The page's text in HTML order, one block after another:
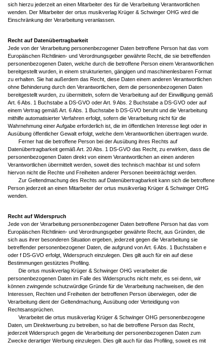
sich hierzu jederzeit an einen Mitarbeiter des für die Verarbeitung Verantwortlichen
wenden. Der Mitarbeiter der ortus musikverlag Krüger & Schwinger OHG wird die
Einschränkung der Verarbeitung veranlassen.
Recht auf Datenübertragbarkeit
Jede von der Verarbeitung personenbezogener Daten betroffene Person hat das vom
Europäischen Richtlinien- und Verordnungsgeber gewährte Recht, die sie betreffenden
personenbezogenen Daten, welche durch die betroffene Person einem Verantwortlichen
bereitgestellt wurden, in einem strukturierten, gängigen und maschinenlesbaren Format
zu erhalten. Sie hat außerdem das Recht, diese Daten einem anderen Verantwortlichen
ohne Behinderung durch den Verantwortlichen, dem die personenbezogenen Daten
bereitgestellt wurden, zu übermitteln, sofern die Verarbeitung auf der Einwilligung gemäß
Art. 6 Abs. 1 Buchstabe a DS-GVO oder Art. 9 Abs. 2 Buchstabe a DS-GVO oder auf
einem Vertrag gemäß Art. 6 Abs. 1 Buchstabe b DS-GVO beruht und die Verarbeitung
mithilfe automatisierter Verfahren erfolgt, sofern die Verarbeitung nicht für die
Wahrnehmung einer Aufgabe erforderlich ist, die im öffentlichen Interesse liegt oder in
Ausübung öffentlicher Gewalt erfolgt, welche dem Verantwortlichen übertragen wurde.
Ferner hat die betroffene Person bei der Ausübung ihres Rechts auf
Datenübertragbarkeit gemäß Art. 20 Abs. 1 DS-GVO das Recht, zu erwirken, dass die
personenbezogenen Daten direkt von einem Verantwortlichen an einen anderen
Verantwortlichen übermittelt werden, soweit dies technisch machbar ist und sofern
hiervon nicht die Rechte und Freiheiten anderer Personen beeinträchtigt werden.
Zur Geltendmachung des Rechts auf Datenübertragbarkeit kann sich die betroffene
Person jederzeit an einen Mitarbeiter der ortus musikverlag Krüger & Schwinger OHG
wenden.
Recht auf Widerspruch
Jede von der Verarbeitung personenbezogener Daten betroffene Person hat das vom
Europäischen Richtlinien- und Verordnungsgeber gewährte Recht, aus Gründen, die
sich aus ihrer besonderen Situation ergeben, jederzeit gegen die Verarbeitung sie
betreffender personenbezogener Daten, die aufgrund von Art. 6 Abs. 1 Buchstaben e
oder f DS-GVO erfolgt, Widerspruch einzulegen. Dies gilt auch für ein auf diese
Bestimmungen gestütztes Profiling.
Die ortus musikverlag Krüger & Schwinger OHG verarbeitet die
personenbezogenen Daten im Falle des Widerspruchs nicht mehr, es sei denn, wir
können zwingende schutzwürdige Gründe für die Verarbeitung nachweisen, die den
Interessen, Rechten und Freiheiten der betroffenen Person überwiegen, oder die
Verarbeitung dient der Geltendmachung, Ausübung oder Verteidigung von
Rechtsansprüchen.
Verarbeitet die ortus musikverlag Krüger & Schwinger OHG personenbezogene
Daten, um Direktwerbung zu betreiben, so hat die betroffene Person das Recht,
jederzeit Widerspruch gegen die Verarbeitung der personenbezogenen Daten zum
Zwecke derartiger Werbung einzulegen. Dies gilt auch für das Profiling, soweit es mit